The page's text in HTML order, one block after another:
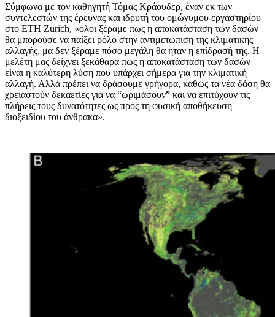
Σύμφωνα με τον καθηγητή Τόμας Κράουδερ, έναν εκ των
συντελεστών της έρευνας και ιδρυτή του ομώνυμου εργαστηρίου
στο ETH Zurich, «όλοι ξέραμε πως η αποκατάσταση των δασών
θα μπορούσε να παίξει ρόλο στην αντιμετώπιση της κλιματικής
αλλαγής, μα δεν ξέραμε πόσο μεγάλη θα ήταν η επίδρασή της. Η
μελέτη μας δείχνει ξεκάθαρα πως η αποκατάσταση των δασών
είναι η καλύτερη λύση που υπάρχει σήμερα για την κλιματική
αλλαγή. Αλλά πρέπει να δράσουμε γρήγορα, καθώς τα νέα δάση θα
χρειαστούν δεκαετίες για να “ωριμάσουν” και να επιτύχουν τις
πλήρεις τους δυνατότητες ως προς τη φυσική αποθήκευση
διοξειδίου του άνθρακα».